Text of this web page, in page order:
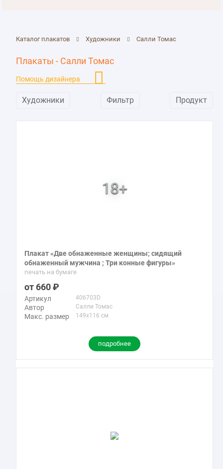
Каталог плакатов Художники Салли Томас
Плакаты - Салли Томас
Помощь дизайнера
Художники Фильтр Продукт
Плакат «Две обнаженные женщины; сидящий
обнаженный мужчина ; Три конные фигуры»
печать на бумаге
660
Артикул 406703D
Автор Салли Томас
Макс. размер 149x116 см
подробнее